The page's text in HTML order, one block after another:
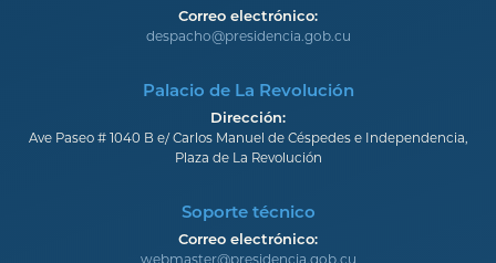
Correo electrónico:
despacho@presidencia.gob.cu
Palacio de La Revolución
Dirección:
Ave Paseo # 1040 B e/ Carlos Manuel de Céspedes e Independencia,
Plaza de La Revolución
Soporte técnico
Correo electrónico:
webmaster@presidencia.gob.cu